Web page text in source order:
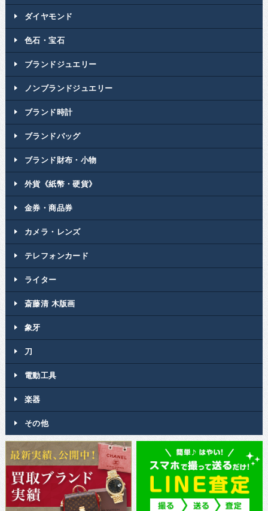
ダイヤモンド
色石・宝石
ブランドジュエリー
ノンブランドジュエリー
ブランド時計
ブランドバッグ
ブランド財布・小物
外貨《紙幣・硬貨》
金券・商品券
カメラ・レンズ
テレフォンカード
ライター
斎藤清 木版画
象牙
刀
電動工具
楽器
その他